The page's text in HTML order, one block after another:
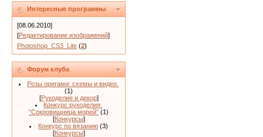
Интересные программы
[08.06.2010]
[Редактирование изображений]
Photoshop_CS3_Lite (2)
Форум клуба
Розы оригами: схемы и видео.
(1)
[Рукоделие и декор]
Конкурс рукоделия:
"Сокровищница морей" (1)
[Конкурсы]
Конкурс по вязанию (3)
[Конкурсы]